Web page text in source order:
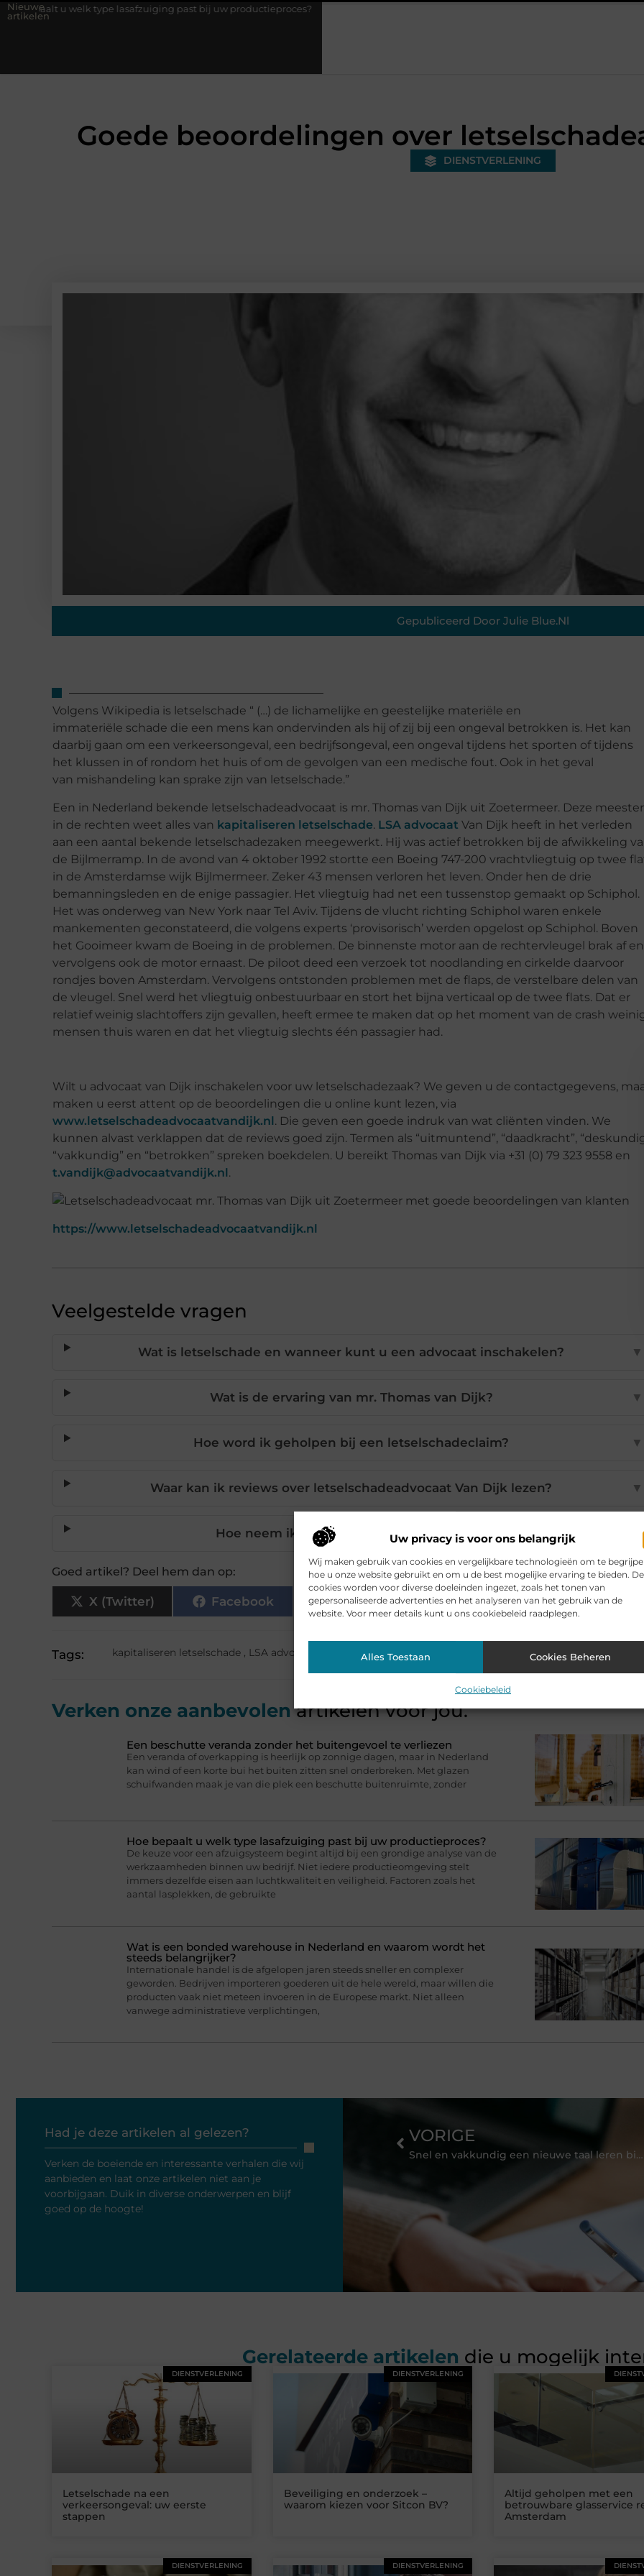
Uw privacy is voor ons belangrijk
Wij maken gebruik van cookies en vergelijkbare technologieën om te
hoe u onze website gebruikt en om u de best mogelijke ervaring te bieden.
cookies worden voor diverse doeleinden ingezet, zoals het tonen van
gepersonaliseerde advertenties en het analyseren van het gebruik van de
website. Voor meer details kunt u ons cookiebeleid raadplegen.
Alles Toestaan Cookies Beheren
Cookiebeleid
Nieuwe
artikelen
type lasafzuiging past bij uw productieproces? Wat is een bonded warehouse in Nederland en waarom wordt het steeds
Goede beoordelingen over
DIENSTVERLENING
Gepubliceerd Door Julie Blue.nl
Volgens Wikipedia is letselschade “ (…) de lichamelijke en geestelijke materiële en
immateriële schade die een mens kan ondervinden als hij of zij bij een ongeval betrokken is. Het kan
daarbij gaan om een verkeersongeval, een bedrijfsongeval, een ongeval tijdens het sporten of tijdens
het klussen in of rondom het huis of om de gevolgen van een medische fout. Ook in het geval
van mishandeling kan sprake zijn van letselschade.”
Een in Nederland bekende letselschadeadvocaat is mr. Thomas van Dijk uit Zoetermeer. Deze meester
in de rechten weet alles van kapitaliseren letselschade. LSA advocaat Van Dijk heeft in het verleden
aan een aantal bekende letselschadezaken meegewerkt. Hij was actief betrokken bij de afwikkeling
de Bijlmerramp. In de avond van 4 oktober 1992 stortte een Boeing 747-200 vrachtvliegtuig op twee
in de Amsterdamse wijk Bijlmermeer. Zeker 43 mensen verloren het leven. Onder hen de drie
bemanningsleden en de enige passagier. Het vliegtuig had net een tussenstop gemaakt op Schiphol.
Het was onderweg van New York naar Tel Aviv. Tijdens de vlucht richting Schiphol waren enkele
mankementen geconstateerd, die volgens experts ‘provisorisch’ werden opgelost op Schiphol. Boven
het Gooimeer kwam de Boeing in de problemen. De binnenste motor aan de rechtervleugel brak af en
vervolgens ook de motor ernaast. De piloot deed een verzoek tot noodlanding en cirkelde daarvoor
rondjes boven Amsterdam. Vervolgens ontstonden problemen met de flaps, de verstelbare delen van
de vleugel. Snel werd het vliegtuig onbestuurbaar en stort het bijna verticaal op de twee flats. Dat er
relatief weinig slachtoffers zijn gevallen, heeft ermee te maken dat op het moment van de crash
mensen thuis waren en dat het vliegtuig slechts één passagier had.
Wilt u advocaat van Dijk inschakelen voor uw letselschadezaak? We geven u de contactgegevens,
maken u eerst attent op de beoordelingen die u online kunt lezen, via
www.letselschadeadvocaatvandijk.nl . Die geven een goede indruk van wat cliënten vinden. We
kunnen alvast verklappen dat de reviews goed zijn. Termen als “uitmuntend”, “daadkracht”,
“vakkundig” en “betrokken” spreken boekdelen. U bereikt Thomas van Dijk via +31 (0) 79 323 9558 en
t.vandijk@advocaatvandijk.nl .
https://www.letselschadeadvocaatvandijk.nl
Veelgestelde vragen
Wat is letselschade en wanneer kunt u een advocaat inschakelen? ▼
Wat is de ervaring van mr. Thomas van Dijk? ▼
Hoe word ik geholpen bij een letselschadeclaim? ▼
Waar kan ik reviews over letselschadeadvocaat Van Dijk lezen? ▼
Hoe neem ik contact op met mr. Van Dijk? ▼
Goed artikel? Deel hem dan op:
X (Twitter) Facebook Pinterest LinkedIn Email
Tags: kapitaliseren letselschade , LSA advocaat
Verken onze aanbevolenartikelen voor jou.
Een beschutte veranda zonder het buitengevoel te verliezen
Een veranda of overkapping is heerlijk op zonnige dagen, maar in Nederland
kan wind of een korte bui het buiten zitten snel onderbreken. Met glazen
schuifwanden maak je van die plek een beschutte buitenruimte, zonder
Hoe bepaalt u welk type lasafzuiging past bij uw productieproces?
De keuze voor een afzuigsysteem begint altijd bij een grondige analyse van de
werkzaamheden binnen uw bedrijf. Niet iedere productieomgeving stelt
immers dezelfde eisen aan luchtkwaliteit en veiligheid. Factoren zoals het
aantal lasplekken, de gebruikte
Wat is een bonded warehouse in Nederland en waarom wordt het
steeds belangrijker?
Internationale handel is de afgelopen jaren steeds sneller en complexer
geworden. Bedrijven importeren goederen uit de hele wereld, maar willen die
producten vaak niet meteen invoeren in de Europese markt. Niet alleen
vanwege administratieve verplichtingen,
Had je deze artikelen al gelezen?
Verken de boeiende en interessante verhalen die wij
aanbieden en laat onze artikelen niet aan je
voorbijgaan. Duik in diverse onderwerpen en blijf
goed op de hoogte!
VORIGE
Snel en vakkundig een nieuwe taal leren bij The Square Mile
Gerelateerde artikelen die u mogelijk
DIENSTVERLENING
Letselschade na een
verkeersongeval: uw eerste
stappen
DIENSTVERLENING
Beveiliging en onderzoek –
waarom kiezen voor Sitcon BV?
Altijd geholpen met een
betrouwbare glasservice
Amsterdam
DIENSTVERLENING DIENSTVERLENING